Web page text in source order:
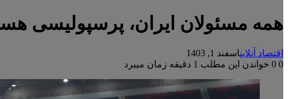
همه مسئولان ایران، پرسپولیسی
اقتصاد آنلایناسفند 1, 1403
0
خواندن این مطلب 1 دقیقه زمان میبرد